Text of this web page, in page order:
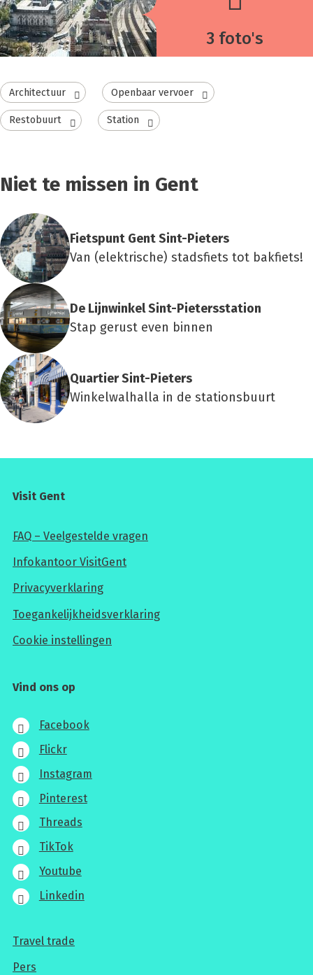
3 foto's
Architectuur Openbaar vervoer
Restobuurt Station
Niet te missen in Gent
Fiets­punt Gent Sint-Pie­ters
Van (elektrische) stadsfiets tot bakfiets!
De Lijn­win­kel Sint-Pie­ters­sta­ti­on
Stap gerust even binnen
Quar­tier Sint-Pie­ters
Winkelwalhalla in de stationsbuurt
Visit Gent
FAQ – Veelgestelde vragen
Infokantoor VisitGent
Privacyverklaring
Toegankelijkheidsverklaring
Cookie instellingen
Vind ons op
Facebook
Flickr
Instagram
Pinterest
Threads
TikTok
Youtube
Linkedin
Voor
professionals
Travel trade
Pers